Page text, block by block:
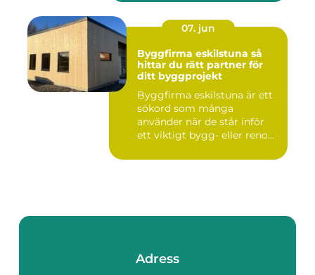
07. jun
Byggfirma eskilstuna så
hittar du rätt partner för
ditt byggprojekt
Byggfirma eskilstuna är ett
sökord som många
använder när de står inför
ett viktigt bygg- eller reno...
Adress